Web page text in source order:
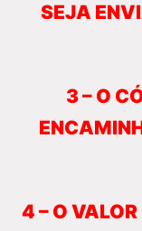
SEJA
3 – O
4 – O VALOR